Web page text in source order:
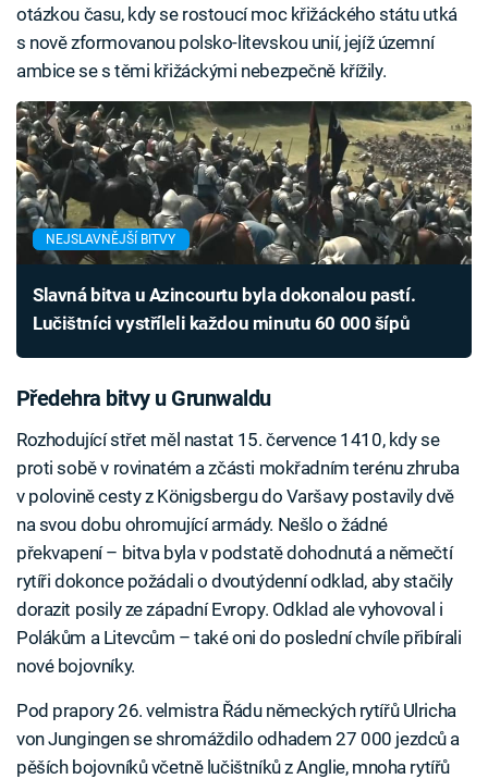
otázkou času, kdy se rostoucí moc křižáckého státu utká
s nově zformovanou polsko-litevskou unií, jejíž územní
ambice se s těmi křižáckými nebezpečně křížily.
NEJSLAVNĚJŠÍ BITVY
Slavná bitva u Azincourtu byla dokonalou pastí.
Lučištníci vystříleli každou minutu 60 000 šípů
Předehra bitvy u Grunwaldu
Rozhodující střet měl nastat 15. července 1410, kdy se
proti sobě v rovinatém a zčásti mokřadním terénu zhruba
v polovině cesty z Königsbergu do Varšavy postavily dvě
na svou dobu ohromující armády. Nešlo o žádné
překvapení – bitva byla v podstatě dohodnutá a němečtí
rytíři dokonce požádali o dvoutýdenní odklad, aby stačily
dorazit posily ze západní Evropy. Odklad ale vyhovoval i
Polákům a Litevcům – také oni do poslední chvíle přibírali
nové bojovníky.
Pod prapory 26. velmistra Řádu německých rytířů Ulricha
von Jungingen se shromáždilo odhadem 27 000 jezdců a
pěších bojovníků včetně lučištníků z Anglie, mnoha rytířů